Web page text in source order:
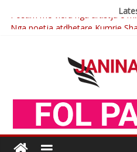
Nga poetja atdhetare Kumrie
Çlirimtari Mentor Mushkolaj
Xhevdet Qeriqi Dega e invalidëve
Postim me vlera nga artistja e